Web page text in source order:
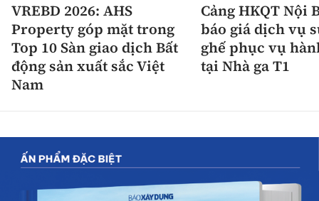
VREBD 2026: AHS
Property góp mặt trong
Top 10 Sàn giao dịch Bất
động sản xuất sắc Việt
Nam
Cảng HKQT Nội
báo giá dịch vụ
ghế phục vụ
tại Nhà ga T1